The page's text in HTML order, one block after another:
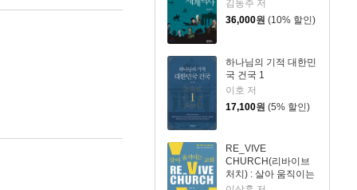
김동주 저
36,000원 (10% 할인)
하나님의 기적 대한민
국 건국 1
이호 저
17,100원 (5% 할인)
RE_VIVE
CHURCH(리바이브
처치) : 살아 움직이는
교회